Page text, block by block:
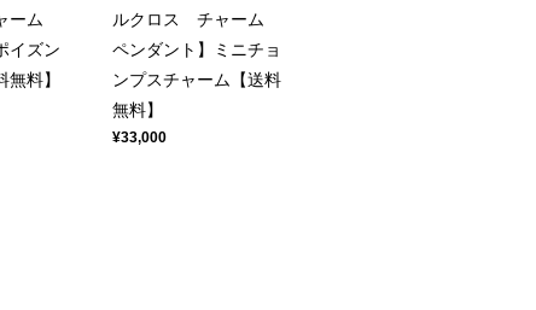
ーム
イズン
料】
ルクロス チャーム
ペンダント】ミニチョ
ンプスチャーム【送料
無料】
¥33,000